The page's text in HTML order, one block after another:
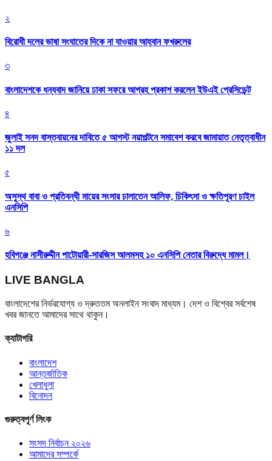
২
বিরোধী দলের ভাষা সংঘাতের দিকে না যাওয়ার আহ্বান ফখরুলের
৩
বাংলাদেশকে ধন্যবাদ জানিয়ে ঢাকা সফরে আগ্রহ প্রকাশ করলেন ইউএই প্রেসিডেন্ট
৪
জুলাই সনদ বাস্তবায়নের দাবিতে ৫ আগস্ট নয়াপল্টনে সমাবেশ করবে জামায়াত নেতৃত্বাধীন
১১ দল
৫
অসুস্থ বাবা ও প্রতিবন্ধী মায়ের সংসার চালাতেন আলিফ, চিকিৎসা ও ক্ষতিপূরণ চাইল
এনসিপি
৬
হবিগঞ্জে নাসীরুদ্দীন পাটোয়ারী-সারজিস আলমসহ ১০ এনসিপি নেতার বিরুদ্ধে মামল।
LIVE BANGLA
বাংলাদেশের নির্ভরযোগ্য ও দ্রুততম অনলাইন সংবাদ মাধ্যম। দেশ ও বিশ্বের সর্বশেষ
খবর জানতে আমাদের সাথে থাকুন।
ক্যাটাগরি
বাংলাদেশ
আন্তর্জাতিক
খেলাধুলা
বিনোদন
গুরুত্বপূর্ণ লিংক
সংসদ নির্বাচন ২০২৬
আমাদের সম্পর্কে